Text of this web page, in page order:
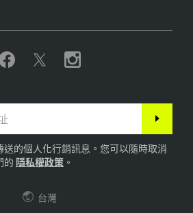
的個人化行銷訊息。您可以隨時取消
的 隱私權政策 。
台灣